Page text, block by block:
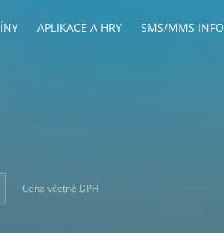
APLIKACE A HRY SMS/MMS INFO
Cena včetně DPH